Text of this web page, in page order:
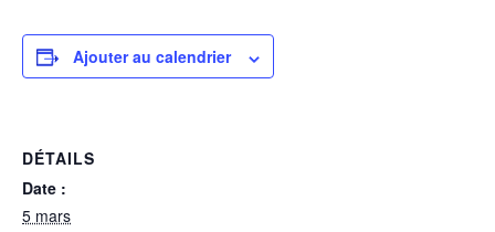
Ajouter au calendrier
DÉTAILS
Date :
5 mars